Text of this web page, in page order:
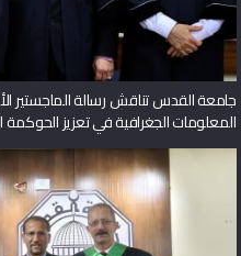
جامعة القدس تناقش رسالة الماجستير
المعلومات الجغرافية في تعزيز الحوكمة